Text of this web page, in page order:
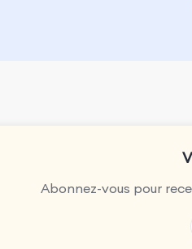
Abonnez-vous pour